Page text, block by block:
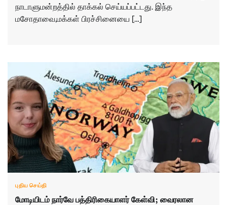
நாடாளு​மன்​றத்​தில் தாக்​கல் செய்​யப்​பட்​டது. இந்த
மசோதாவை,மக்கள் பிரச்சினையை […]
புதிய செய்தி
மோடியிடம் நார்வே பத்திரிகையாளர் கேள்வி; வைரலான